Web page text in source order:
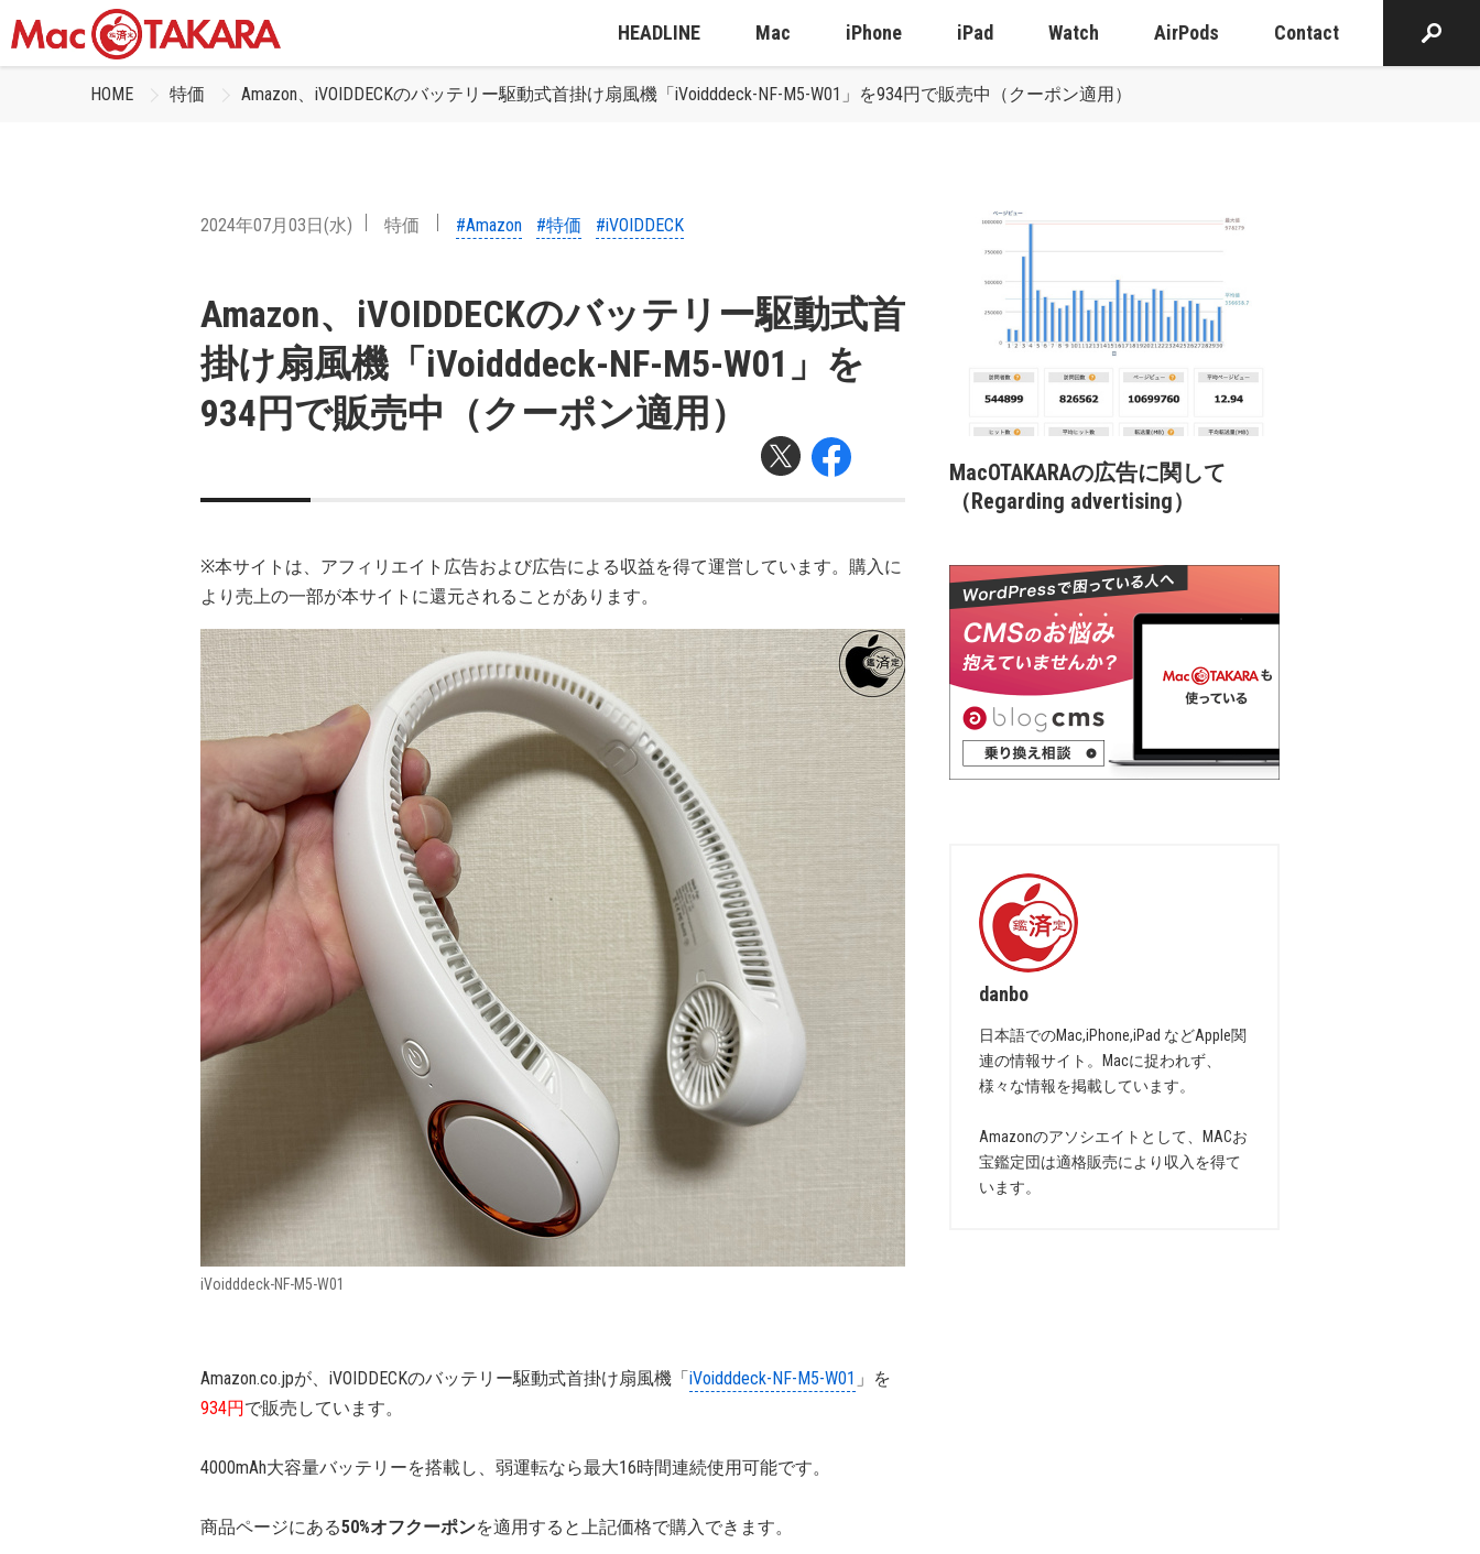
HEADLINE Mac iPhone iPad Watch AirPods Contact
HOME 特価 Amazon、iVOIDDECKのバッテリー駆動式首掛け扇風機「‎iVoidddeck-NF-M5-W01」を934円で販売中（クーポン適用）
2024年07月03日(水) 特価 #Amazon #特価 #iVOIDDECK
Amazon、iVOIDDECKのバッテリー駆動式首
掛け扇風機「‎iVoidddeck-NF-M5-W01」を
934円で販売中（クーポン適用）
※本サイトは、アフィリエイト広告および広告による収益を得て運営しています。購入に
より売上の一部が本サイトに還元されることがあります。
‎iVoidddeck-NF-M5-W01
Amazon.co.jpが、iVOIDDECKのバッテリー駆動式首掛け扇風機「‎iVoidddeck-NF-M5-W01 」を
934円で販売しています。
4000mAh大容量バッテリーを搭載し、弱運転なら最大16時間連続使用可能です。
商品ページにある50%オフクーポンを適用すると上記価格で購入できます。
MacOTAKARAの広告に関して
（Regarding advertising）
danbo
日本語でのMac,iPhone,iPad などApple関
連の情報サイト。Macに捉われず、
様々な情報を掲載しています。
Amazonのアソシエイトとして、MACお
宝鑑定団は適格販売により収入を得て
います。